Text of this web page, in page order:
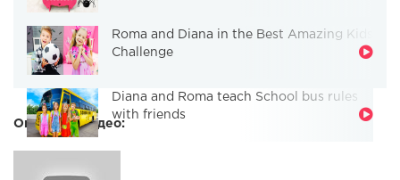
Roma and Diana in the Best Amazing Kids
Challenge
Diana and Roma teach School bus rules
with friends
Описание видео: